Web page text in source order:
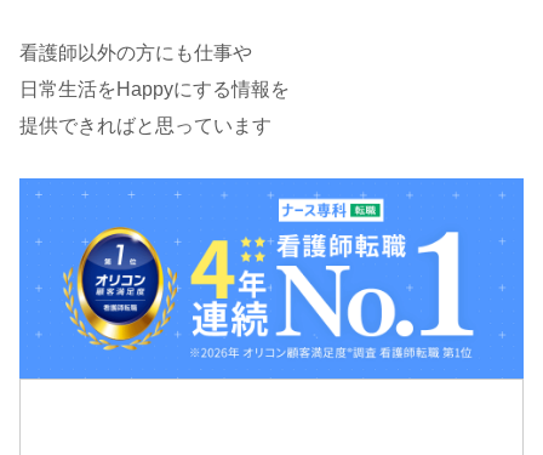
看護師以外の方にも仕事や
日常生活をHappyにする情報を
提供できればと思っています